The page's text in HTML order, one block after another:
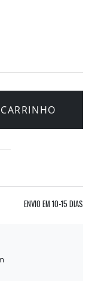
ENVIO EM 10-15 DIAS